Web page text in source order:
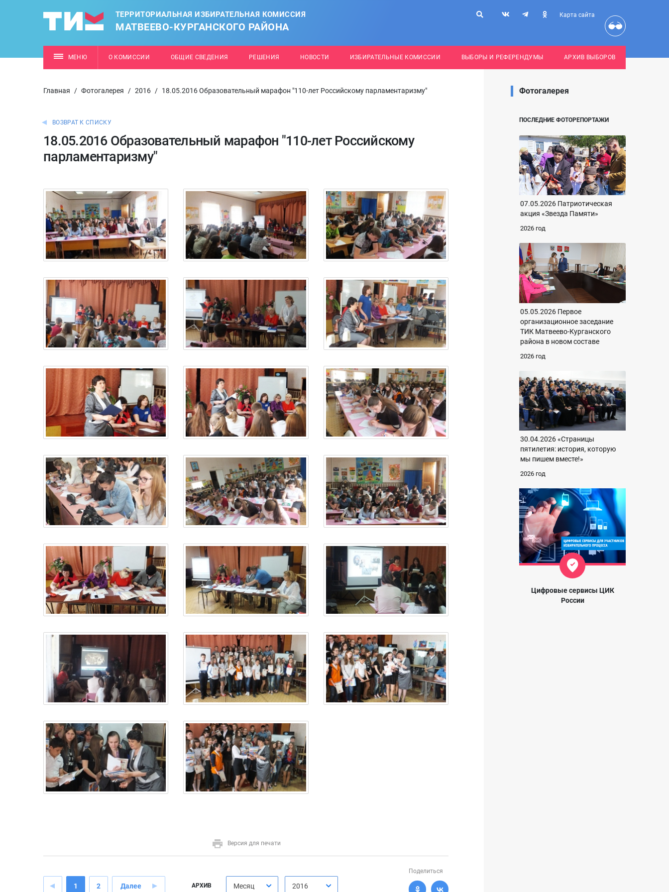
ТЕРРИТОРИАЛЬНАЯ ИЗБИРАТЕЛЬНАЯ КОМИССИЯ
МАТВЕЕВО-КУРГАНСКОГО РАЙОНА
Карта сайта
МЕНЮ О КОМИССИИ ОБЩИЕ СВЕДЕНИЯ РЕШЕНИЯ НОВОСТИ ИЗБИРАТЕЛЬНЫЕ КОМИССИИ ВЫБОРЫ И РЕФЕРЕНДУМЫ АРХИВ ВЫБОРОВ
Главная / Фотогалерея / 2016 / 18.05.2016 Образовательный марафон "110-лет Российскому парламентаризму"
ВОЗВРАТ К СПИСКУ
18.05.2016 Образовательный марафон "110-лет Российскому
парламентаризму"
Версия для печати
1 2 Далее АРХИВ Месяц 2016
Поделиться
Фотогалерея
ПОСЛЕДНИЕ ФОТОРЕПОРТАЖИ
07.05.2026 Патриотическая
акция «Звезда Памяти»
2026 год
05.05.2026 Первое
организационное заседание
ТИК Матвеево-Курганского
района в новом составе
2026 год
30.04.2026 «Страницы
пятилетия: история, которую
мы пишем вместе!»
2026 год
Цифровые сервисы ЦИК
России